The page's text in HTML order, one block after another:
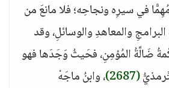
في سيرِه ونجاحِه؛ فلا مانعَ من
والمعاهدِ والوسائلِ، وقد
ضَالَّةُ المُؤمِنِ، فحَيثُ وَجَدَها فهو
(2687)
، وابنُ ماجَهْ